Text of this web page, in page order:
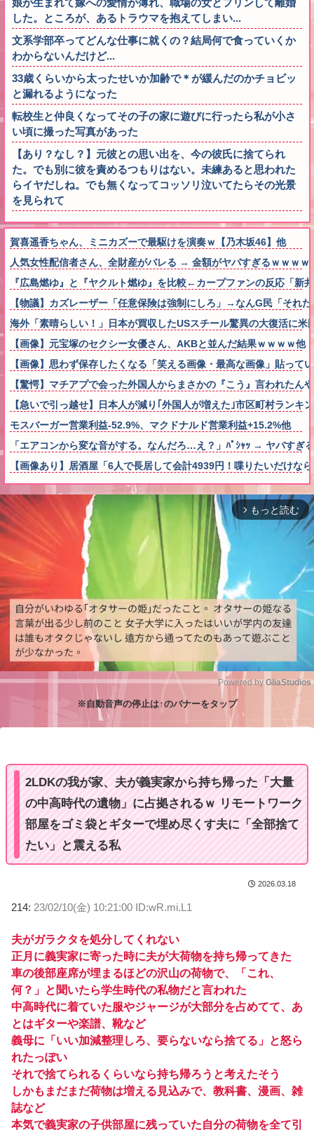
娘が生まれて嫁への愛情が薄れ、職場の女とフリンして離婚
した。ところが、あるトラウマを抱えてしまい...
文系学部卒ってどんな仕事に就くの？結局何で食っていくか
わからないんだけど...
33歳くらいから太ったせいか加齢で＊が緩んだのかチョビッ
と漏れるようになった
転校生と仲良くなってその子の家に遊びに行ったら私が小さ
い頃に撮った写真があった
【あり？なし？】元彼との思い出を、今の彼氏に捨てられ
た。でも別に彼を責めるつもりはない。未練あると思われた
らイヤだしね。でも無くなってコッソリ泣いてたらその光景
を見られて
賀喜遥香ちゃん、ミニカズーで最駆けを演奏ｗ【乃木坂46】他
人気女性配信者さん、全財産がバレる → 金額がヤバすぎるｗｗｗｗ
『広島燃ゆ』と『ヤクルト燃ゆ』を比較←カープファンの反応「新
【物議】カズレーザー「任意保険は強制にしろ」→なんG民「それ
海外「素晴らしい！」日本が買収したUSスチール驚異の大復活に米
【画像】元宝塚のセクシー女優さん、AKBと並んだ結果ｗｗｗｗ他
【画像】思わず保存したくなる「笑える画像・最高な画像」貼って
【驚愕】マチアプで会った外国人からまさかの『こう』言われたん
【急いで引っ越せ】日本人が減り｢外国人が増えた｣市区町村ラン
モスバーガー営業利益-52.9%、マクドナルド営業利益+15.2%他
「エアコンから変な音がする。なんだろ…え？」ﾊﾟｼｬｯ → ヤバすぎ
【画像あり】居酒屋「6人で長居して会計4939円！喋りたいだけな
arrow_forward_ios もっと読む
Powered by GliaStudios
※自動音声の停止は↑のバナーをタップ
2LDKの我が家、夫が義実家から持ち帰った「大量
の中高時代の遺物」に占拠されるｗ リモートワーク
部屋をゴミ袋とギターで埋め尽くす夫に「全部捨て
たい」と震える私
2026.03.18
214: 23/02/10(金) 10:21:00 ID:wR.mi.L1
夫がガラクタを処分してくれない
正月に義実家に寄った時に夫が大荷物を持ち帰ってきた
車の後部座席が埋まるほどの沢山の荷物で、「これ、
何？」と聞いたら学生時代の私物だと言われた
中高時代に着ていた服やジャージが大部分を占めてて、あ
とはギターや楽譜、靴など
義母に「いい加減整理しろ、要らないなら捨てる」と怒ら
れたっぽい
それで捨てられるくらいなら持ち帰ろうと考えたそう
しかもまだまだ荷物は増える見込みで、教科書、漫画、雑
誌など
本気で義実家の子供部屋に残っていた自分の荷物を全て引